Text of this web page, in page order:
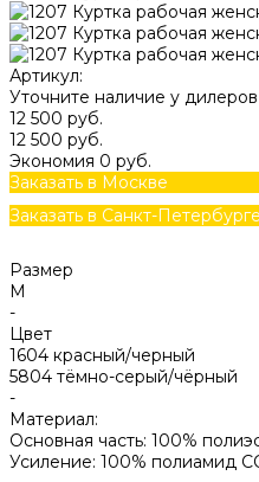
Артикул:
Уточните наличие у дилеров
12 500 руб.
12 500 руб.
Экономия 0 руб.
Заказать в Москве
Заказать в Санкт-Петербурге
Размер
M
-
Цвет
1604 красный/черный
5804 тёмно-серый/чёрный
-
Материал:
Основная часть: 100%
Усиление: 100% полиамид